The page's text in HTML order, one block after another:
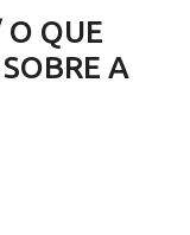
SERRA NEGRA
QUE
A